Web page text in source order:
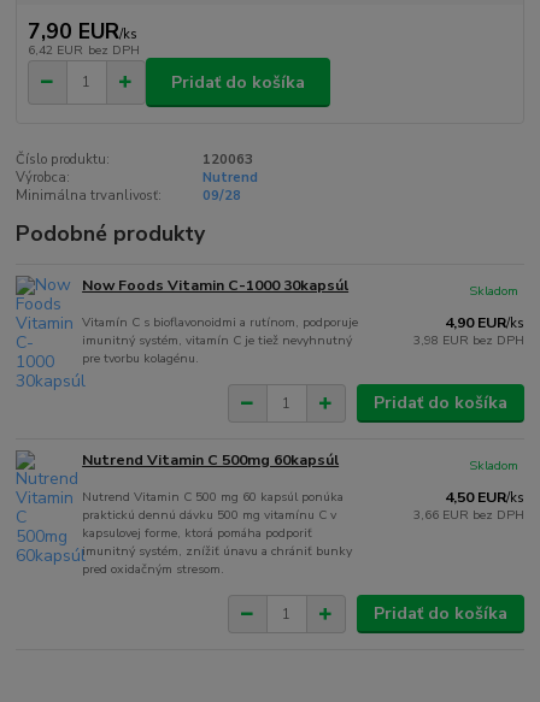
7,90 EUR/ks
6,42 EUR bez DPH
Pridať do košíka
Číslo produktu:
120063
Výrobca:
Nutrend
Minimálna trvanlivosť:
09/28
Podobné produkty
Now Foods Vitamin C-1000 30kapsúl
Vitamín C s bioflavonoidmi a rutínom, podporuje
imunitný systém, vitamín C je tiež nevyhnutný
pre tvorbu kolagénu.
4,90 EUR/ks
3,98 EUR bez DPH
Skladom
Pridať do košíka
Nutrend Vitamin C 500mg 60kapsúl
Nutrend Vitamin C 500 mg 60 kapsúl ponúka
praktickú dennú dávku 500 mg vitamínu C v
kapsulovej forme, ktorá pomáha podporiť
imunitný systém, znížiť únavu a chrániť bunky
pred oxidačným stresom.
4,50 EUR/ks
3,66 EUR bez DPH
Skladom
Pridať do košíka